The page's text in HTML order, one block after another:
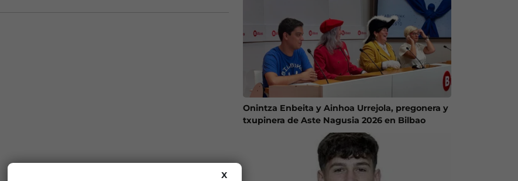
Onintza Enbeita y Ainhoa Urrejola, pregonera y
txupinera de Aste Nagusia 2026 en Bilbao
X